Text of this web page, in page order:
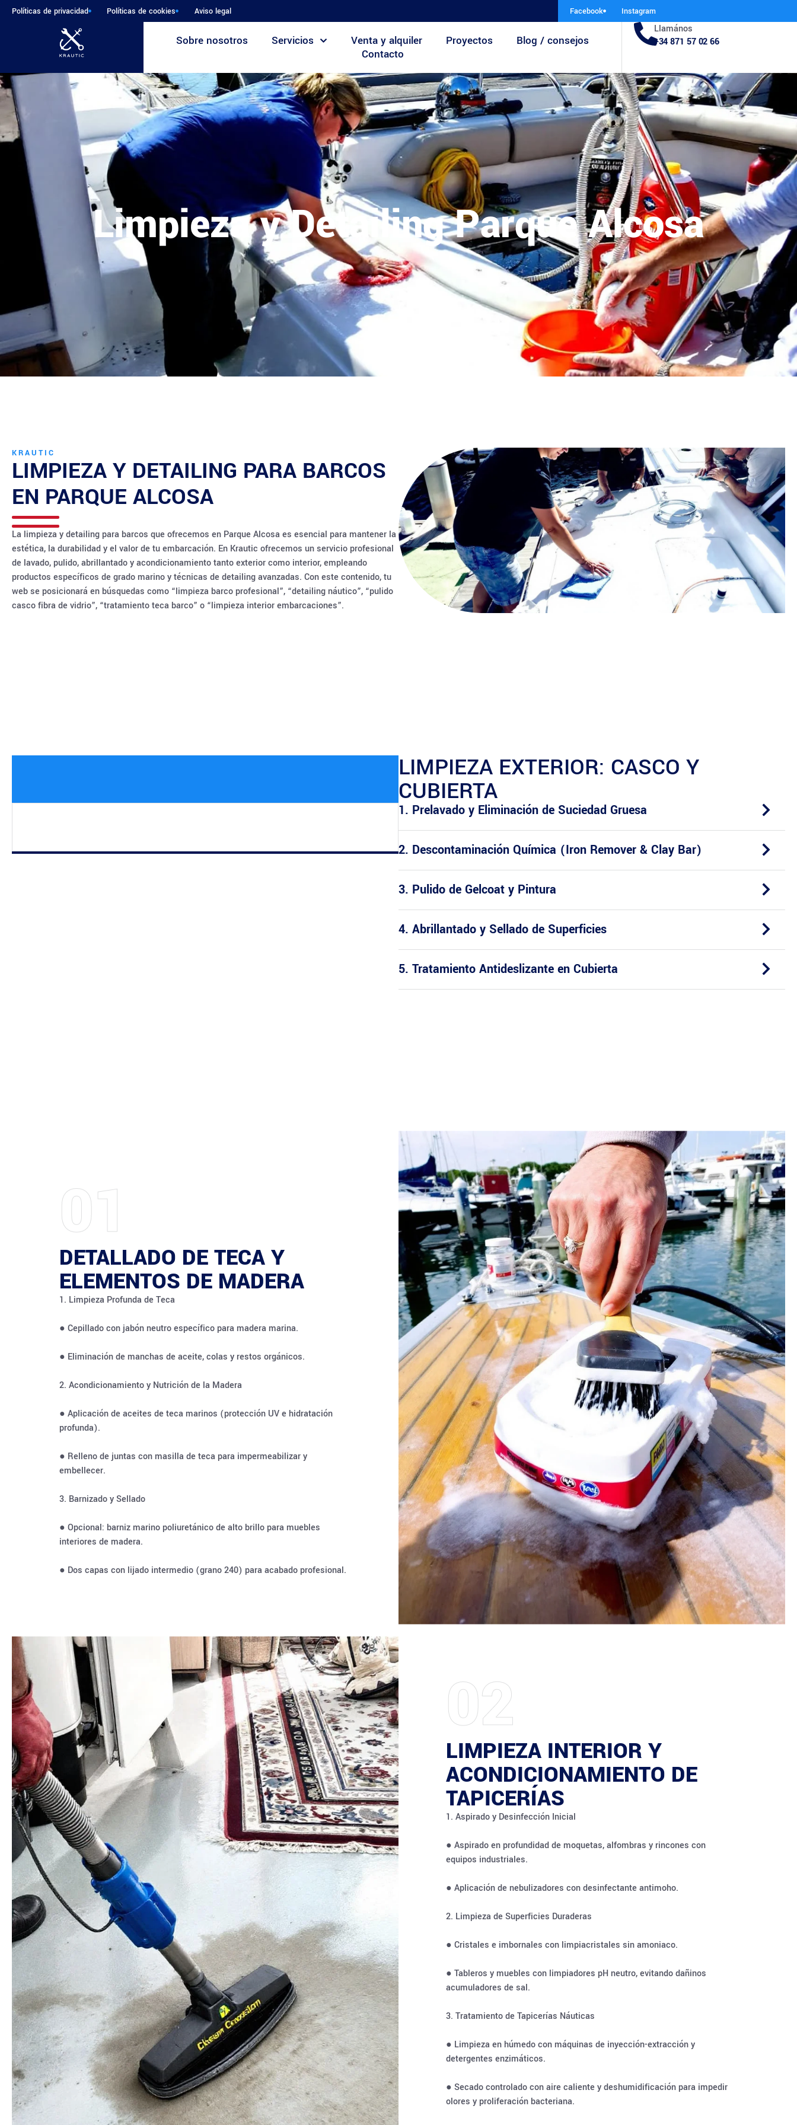
Políticas de privacidad Políticas de cookies Aviso legal Facebook Instagram
Sobre nosotros Servicios Venta y alquiler Proyectos
Blog / consejos
Contacto
Llamános
+34 871 57 02 66
Limpieza y Detailing Parque Alcosa
KRAUTIC
LIMPIEZA Y DETAILING PARA BARCOS
EN PARQUE ALCOSA
La limpieza y detailing para barcos que ofrecemos en Parque Alcosa es esencial para mantener la
estética, la durabilidad y el valor de tu embarcación. En Krautic ofrecemos un servicio profesional
de lavado, pulido, abrillantado y acondicionamiento tanto exterior como interior, empleando
productos específicos de grado marino y técnicas de detailing avanzadas. Con este contenido, tu
web se posicionará en búsquedas como “limpieza barco profesional”, “detailing náutico”, “pulido
casco fibra de vidrio”, “tratamiento teca barco” o “limpieza interior embarcaciones”.
LIMPIEZA EXTERIOR: CASCO Y
CUBIERTA
1. Prelavado y Eliminación de Suciedad Gruesa
2. Descontaminación Química (Iron Remover & Clay Bar)
3. Pulido de Gelcoat y Pintura
4. Abrillantado y Sellado de Superficies
5. Tratamiento Antideslizante en Cubierta
01
DETALLADO DE TECA Y
ELEMENTOS DE MADERA
1. Limpieza Profunda de Teca
● Cepillado con jabón neutro específico para madera marina.
● Eliminación de manchas de aceite, colas y restos orgánicos.
2. Acondicionamiento y Nutrición de la Madera
● Aplicación de aceites de teca marinos (protección UV e hidratación
profunda).
● Relleno de juntas con masilla de teca para impermeabilizar y
embellecer.
3. Barnizado y Sellado
● Opcional: barniz marino poliuretánico de alto brillo para muebles
interiores de madera.
● Dos capas con lijado intermedio (grano 240) para acabado profesional.
02
LIMPIEZA INTERIOR Y
ACONDICIONAMIENTO DE
TAPICERÍAS
1. Aspirado y Desinfección Inicial
● Aspirado en profundidad de moquetas, alfombras y rincones con
equipos industriales.
● Aplicación de nebulizadores con desinfectante antimoho.
2. Limpieza de Superficies Duraderas
● Cristales e imbornales con limpiacristales sin amoniaco.
● Tableros y muebles con limpiadores pH neutro, evitando dañinos
acumuladores de sal.
3. Tratamiento de Tapicerías Náuticas
● Limpieza en húmedo con máquinas de inyección-extracción y
detergentes enzimáticos.
● Secado controlado con aire caliente y deshumidificación para impedir
olores y proliferación bacteriana.